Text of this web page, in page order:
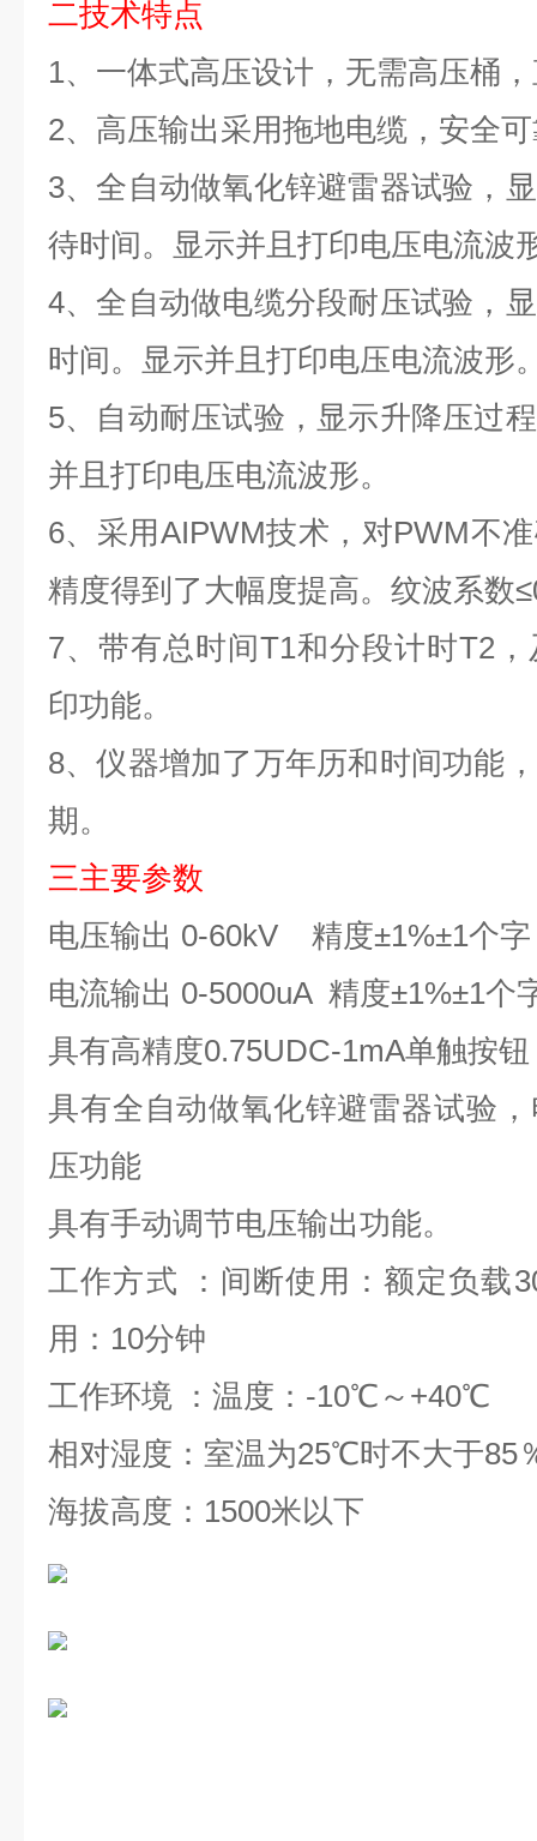
二技术特点
1、 一体式高压设计，无需高压桶
2、 高压输出采用拖地电缆，安全
3、全自动做氧化锌避雷器试验，
待时间。显示并且打印电压电流波
4、全自动做电缆分段耐压试验，
时间。显示并且打印电压电流波形
5、 自动耐压试验，显示升降压过
并且打印电压电流波形。
6、 采用AIPWM技术，对PWM不
精度得到了大幅度提高。纹波系数≤
7、 带有总时间T1和分段计时T2
印功能。
8、仪器增加了万年历和时间功能
期。
三主要参数
电压输出 0-60kV 精度±1%±1个字
电流输出 0-5000uA 精度±1%±1个
具有高精度0.75UDC-1mA单触按
具有全自动做氧化锌避雷器试验
压功能
具有手动调节电压输出功能。
工作方式
：间断使用：额定负载
用： 10分钟
工作环境 ：温度： -10℃～ +40℃
相对湿度：室温为25℃时不大于85
海拔高度： 1500米以下